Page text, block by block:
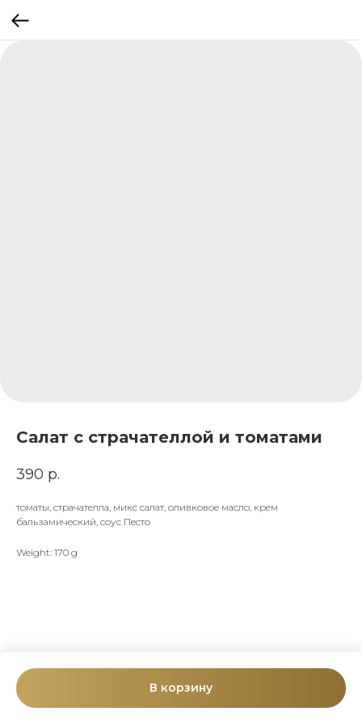
Салат с страчателлой и томатами
390 р.
В корзину
томаты, страчателла, микс салат, оливковое масло, крем
бальзамический, соус Песто
Weight: 170 g